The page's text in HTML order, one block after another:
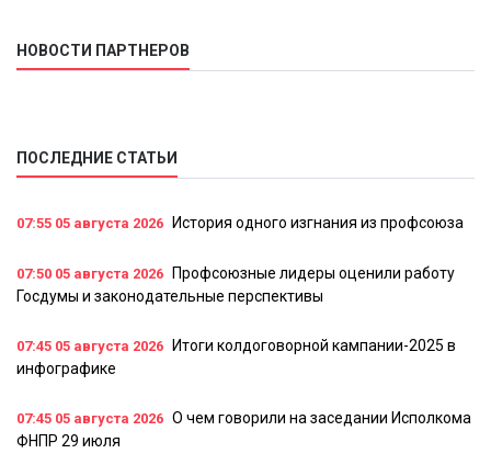
НОВОСТИ ПАРТНЕРОВ
ПОСЛЕДНИЕ СТАТЬИ
07:55 05 августа 2026 История одного изгнания из профсоюза
07:50 05 августа 2026
Профсоюзные лидеры оценили работу
Госдумы и законодательные перспективы
07:45 05 августа 2026
Итоги колдоговорной кампании-2025 в
инфографике
07:45 05 августа 2026 О чем говорили на заседании Исполкома
ФНПР 29 июля